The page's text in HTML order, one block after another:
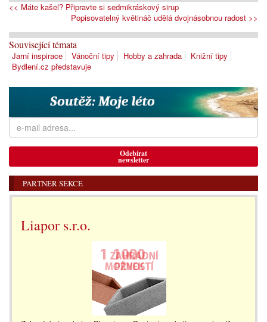
<< Máte kašel? Připravte si sedmikráskový sirup
Popisovatelný květináč udělá dvojnásobnou radost >>
Související témata
Jarní inspirace Vánoční tipy Hobby a zahrada
Knižní tipy
Bydlení.cz představuje
Odebírat
newsletter
PARTNER SEKCE
Liapor s.r.o.